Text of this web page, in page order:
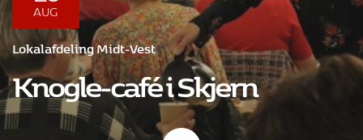
AUG
Lokalafdeling Midt-Vest
Knogle-café i Skjern